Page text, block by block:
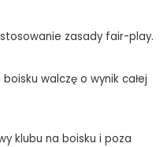
zasady fair-play.
walczę o wynik całej
klubu na boisku i poza